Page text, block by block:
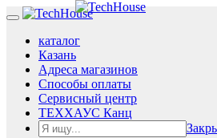
каталог
Казань
Адреса магазинов
Способы оплаты
Сервисный центр
ТЕХХАУС Канц